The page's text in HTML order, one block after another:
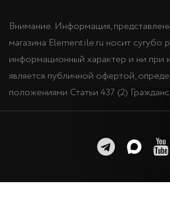
Внимание. Информация,
магазина Elementile.ru носит сугубо
информационный характер и ни при
является публичной офертой,
положениями Статьи 437 (2)